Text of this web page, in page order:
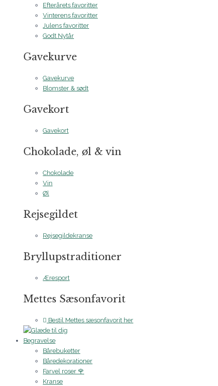
Efterårets favoritter
Vinterens favoritter
Julens favoritter
Godt Nytår
Gavekurve
Gavekurve
Blomster & sødt
Gavekort
Gavekort
Chokolade, øl & vin
Chokolade
Vin
Øl
Rejsegildet
Rejsegildekranse
Bryllupstraditioner
Æresport
Mettes Sæsonfavorit
Bestil Mettes sæsonfavorit her
Begravelse
Bårebuketter
Båredekorationer
Farvel roser 🌹
Kranse